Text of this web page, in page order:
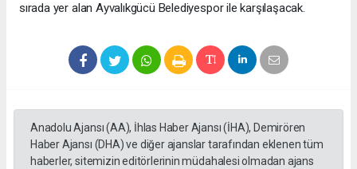
sırada yer alan Ayvalıkgücü Belediyespor ile karşılaşacak.
Anadolu Ajansı (AA), İhlas Haber Ajansı (İHA), Demirören
Haber Ajansı (DHA) ve diğer ajanslar tarafından eklenen tüm
haberler, sitemizin editörlerinin müdahalesi olmadan ajans